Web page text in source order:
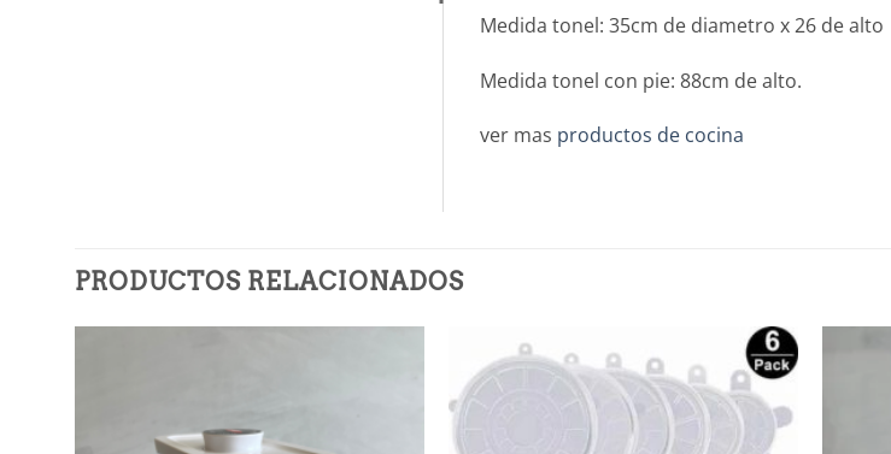
Medida tonel: 35cm de diametro x 26 de alto
Medida tonel con pie: 88cm de alto.
ver mas productos de cocina
PRODUCTOS RELACIONADOS
Añadir
a la
lista de
deseos